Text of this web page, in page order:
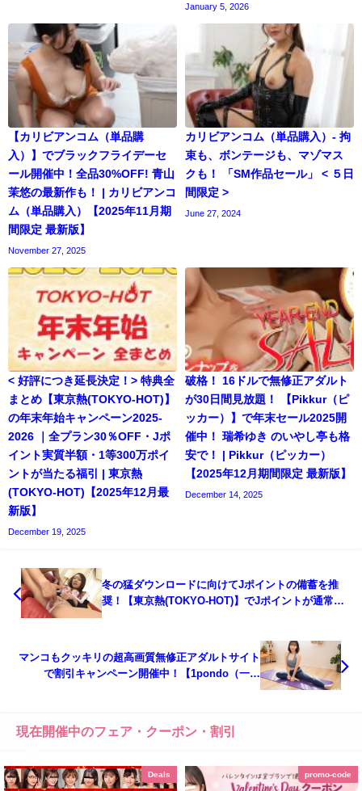
January 5, 2026
【カリビアンコム（単品購
入）】でブラックフライデーセ
ール開催中！全品30%OFF! 青山
茉悠の最新作も！ | カリビアンコ
ム（単品購入）【2025年11月期
間限定 最新版】
November 27, 2025
カリビアンコム（単品購入）- 拘
束も、ボンテージも、マゾマス
クも！ 「SM作品セール」 < ５日
間限定 >
June 27, 2024
< 好評につき延長決定！> 特典全
まとめ【東京熱(TOKYO-HOT)】
の年末年始キャンペーン2025-
2026 ｜全プラン30％OFF・Jポ
イント実質半額・1等300万ポイ
ントが当たる福引 | 東京熱
(TOKYO-HOT)【2025年12月最
新版】
December 19, 2025
破格！ 16ドルで無修正アダルト
が30日間見放題！ 【Pikkur（ピ
ッカー）】で年末セール2025開
催中！ 瑞希ゆき のいやし亭も格
安で！ | Pikkur（ピッカー）
【2025年12月期間限定 最新版】
December 14, 2025
冬の猛ダウンロードに向けてJポイントの備蓄を推
奨！【東京熱(TOKYO-HOT)】でJポイントが通常の
マンコもクッキリの超高画質無修正アダルトサイト
で割引キャンペーン開催中！【1pondo（一本
現在開催中のフェア・クーポン・割引
Deals promo-code